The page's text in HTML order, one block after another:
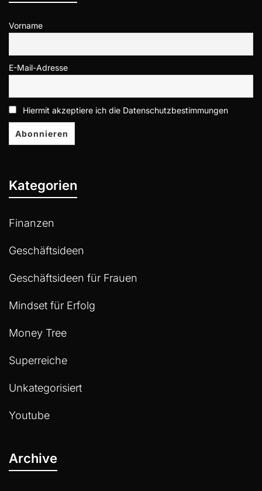
Vorname
E-Mail-Adresse
Hiermit akzeptiere ich die Datenschutzbestimmungen
Kategorien
Finanzen
Geschäftsideen
Geschäftsideen für Frauen
Mindset für Erfolg
Money Tree
Superreiche
Unkategorisiert
Youtube
Archive